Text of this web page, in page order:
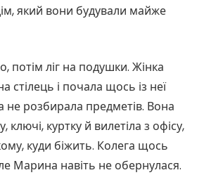
який вони будували майже
потім ліг на подушки. Жінка
стілець і почала щось із неї
не розбирала предметів. Вона
ключі, куртку й вилетіла з офісу,
куди біжить. Колега щось
Марина навіть не обернулася.